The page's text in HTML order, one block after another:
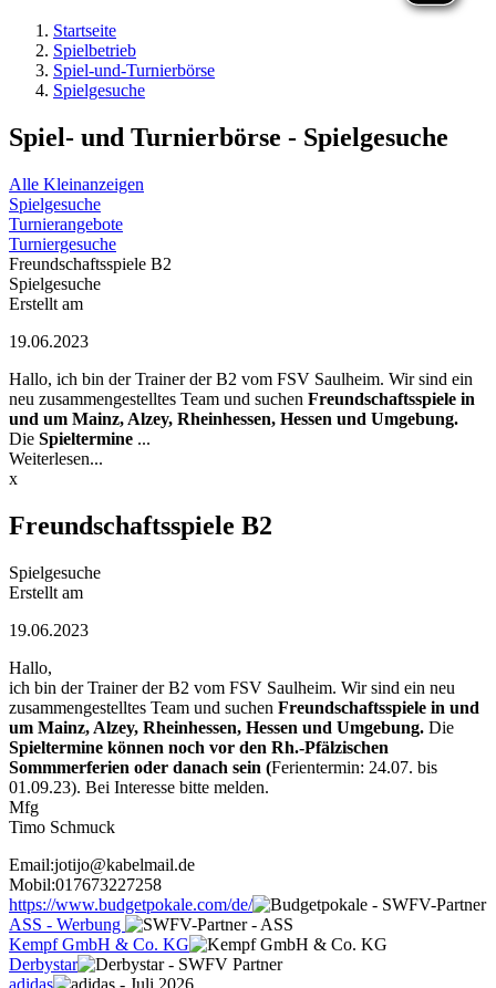
Startseite
Spielbetrieb
Spiel-und-Turnierbörse
Spielgesuche
Spiel- und Turnierbörse - Spielgesuche
Alle Kleinanzeigen
Spielgesuche
Turnierangebote
Turniergesuche
Freundschaftsspiele B2
Spielgesuche
Erstellt am
19.06.2023
Hallo, ich bin der Trainer der B2 vom FSV Saulheim. Wir sind ein
neu zusammengestelltes Team und suchen Freundschaftsspiele in
und um Mainz, Alzey, Rheinhessen, Hessen und Umgebung.
Die Spieltermine ...
Weiterlesen...
x
Freundschaftsspiele B2
Spielgesuche
Erstellt am
19.06.2023
Hallo,
ich bin der Trainer der B2 vom FSV Saulheim. Wir sind ein neu
zusammengestelltes Team und suchen Freundschaftsspiele in und
um Mainz, Alzey, Rheinhessen, Hessen und Umgebung. Die
Spieltermine können noch vor den Rh.-Pfälzischen
Sommmerferien oder danach sein (Ferientermin: 24.07. bis
01.09.23). Bei Interesse bitte melden.
Mfg
Timo Schmuck
Email:jotijo@kabelmail.de
Mobil:017673227258
https://www.budgetpokale.com/de/
ASS - Werbung
Kempf GmbH & Co. KG
Derbystar
adidas